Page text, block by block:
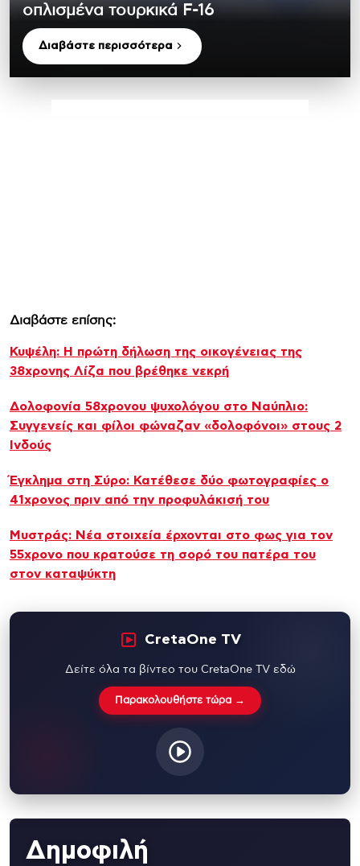
οπλισμένα τουρκικά F-16
Διαβάστε περισσότερα
Διαβάστε επίσης:
Κυψέλη: Η πρώτη δήλωση της οικογένειας της
38χρονης Λίζα που βρέθηκε νεκρή
Δολοφονία 58χρονου ψυχολόγου στο Ναύπλιο:
Συγγενείς και φίλοι φώναζαν «δολοφόνοι» στους 2
Ινδούς
Έγκλημα στη Σύρο: Κατέθεσε δύο φωτογραφίες ο
41χρονος πριν από την προφυλάκισή του
Μυστράς: Νέα στοιχεία έρχονται στο φως για τον
55χρονο που κρατούσε τη σορό του πατέρα του
στον καταψύκτη
CretaOne TV
Δείτε όλα τα βίντεο του CretaOne TV εδώ
Παρακολουθήστε τώρα →
Δημοφιλή